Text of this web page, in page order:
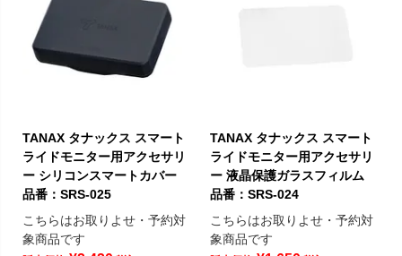
TANAX タナックス スマート
ライドモニター用アクセサリ
ー シリコンスマートカバー
品番：SRS-025
こちらはお取りよせ・予約対
象商品です
TANAX タナックス スマート
ライドモニター用アクセサリ
ー 液晶保護ガラスフィルム
品番：SRS-024
こちらはお取りよせ・予約対
象商品です